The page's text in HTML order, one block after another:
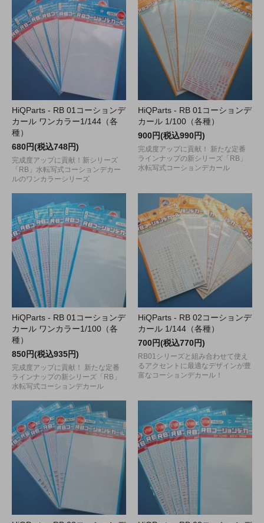
HiQParts - RB 01コーションデ
カール ワンカラー1/144（各
種）
680円(税込748円)
完成度アップに貢献！新シリーズ
「RB」水転写式コーションデカー
ルのワンカラーシリーズ
HiQParts - RB 01コーションデ
カール 1/100（各種）
900円(税込990円)
完成度アップに貢献！ 新たな定番
ラインナップの新シリーズ「RB」
水転写式コーションデカール
HiQParts - RB 01コーションデ
カール ワンカラー1/100（各
種）
850円(税込935円)
完成度アップに貢献！ 新たな定番
ラインナップの新シリーズ「RB」
水転写式コーションデカール
HiQParts - RB 02コーションデ
カール 1/144（各種）
700円(税込770円)
RB01シリーズと組み合わせて使え
るアクセントに最適なデザインが豊
富なコーションデカール！